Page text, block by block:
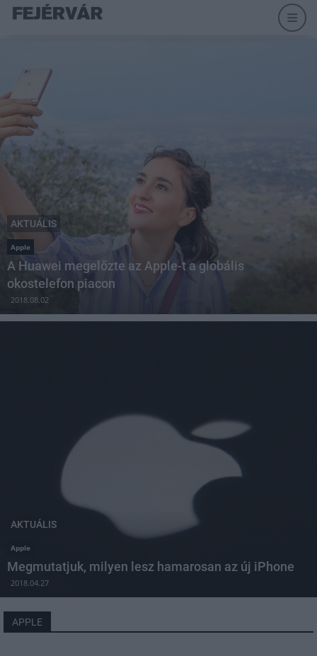
AKTUÁLIS
Apple
A Huawei megelőzte az Apple-t a globális
okostelefon piacon
2018.08.02
AKTUÁLIS
Apple
Megmutatjuk, milyen lesz hamarosan az új iPhone
2018.04.27
APPLE